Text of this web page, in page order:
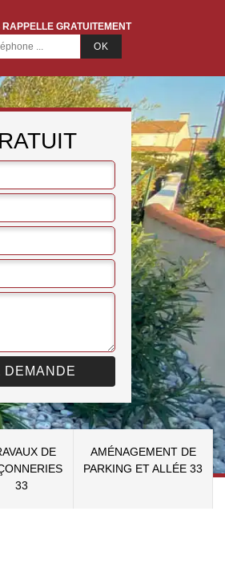
RAPPELLE GRATUITEMENT
DE
33
AMÉNAGEMENT DE
PARKING ET ALLÉE 33